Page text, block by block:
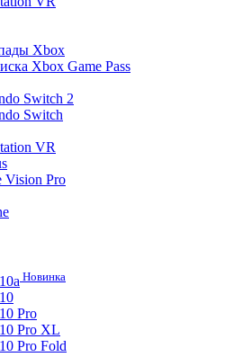
Xbox
Xbox Game Pass
Switch 2
Switch
VR
Vision Pro
Новинка
Pro
Pro XL
Pro Fold